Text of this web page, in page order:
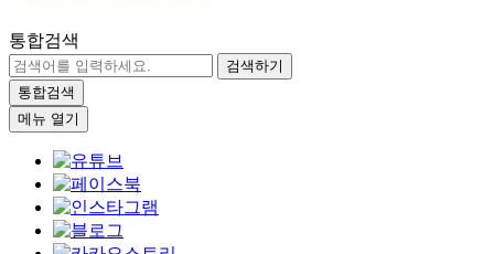
통합검색
검색하기
통합검색
메뉴 열기